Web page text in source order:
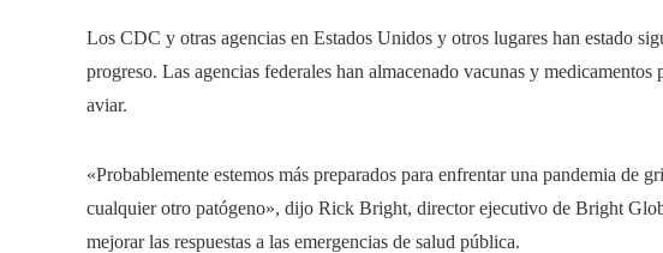
Los CDC y otras agencias en Estados Unidos y otros lugares han estado
progreso. Las agencias federales han almacenado vacunas y
aviar.
«Probablemente estemos más preparados para enfrentar una pandemia de
cualquier otro patógeno», dijo Rick Bright, director ejecutivo de Bright
mejorar las respuestas a las emergencias de salud pública.